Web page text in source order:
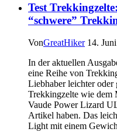
und
Trekkinghose
Lundhags
Traverse
Test
“schwere”
VonGreatHiker 14.
In der aktuellen
eine Reihe von
Liebhaber leichter
Trekkingzelte wie dem
Vaude Power Lizard
Artikel haben. Das
Light mit einem